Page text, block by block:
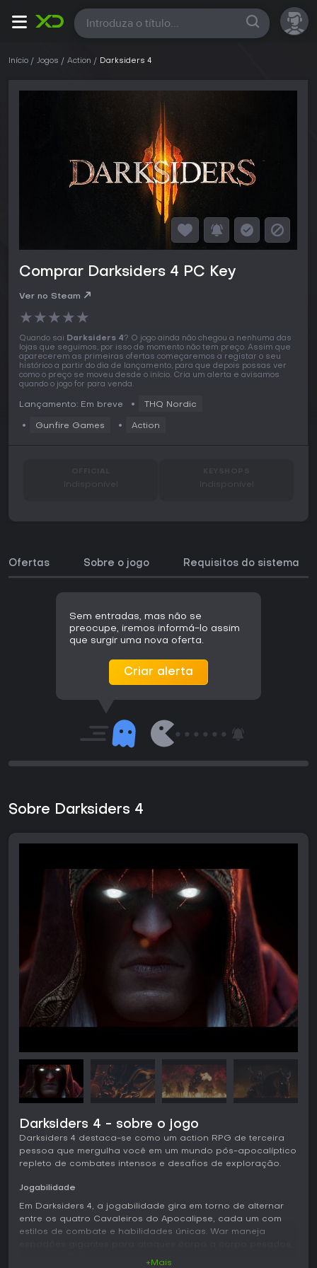
Todas
Início Jogos Action Darksiders 4
Comprar Darksiders 4 PC Key
Ver no Steam
★★★★★
Quando sai Darksiders 4? O jogo ainda não chegou a nenhuma das
lojas que seguimos, por isso de momento não tem preço. Assim que
aparecerem as primeiras ofertas começaremos a registar o seu
histórico a partir do dia de lançamento, para que depois possas ver
como o preço se moveu desde o início. Cria um alerta e avisamos
quando o jogo for para venda.
Lançamento: Em breve THQ Nordic
Gunfire Games Action
Indisponível Indisponível
Ofertas Sobre o jogo Requisitos do sistema
Sem entradas, mas não se
preocupe, iremos informá-lo assim
que surgir uma nova oferta.
Criar alerta
Sobre Darksiders 4
Darksiders 4 - sobre o jogo
Darksiders 4 destaca-se como um action RPG de terceira
pessoa que mergulha você em um mundo pós-apocalíptico
repleto de combates intensos e desafios de exploração.
Jogabilidade
Em Darksiders 4, a jogabilidade gira em torno de alternar
entre os quatro Cavaleiros do Apocalipse, cada um com
estilos de combate e habilidades únicas. War maneja
+Mais